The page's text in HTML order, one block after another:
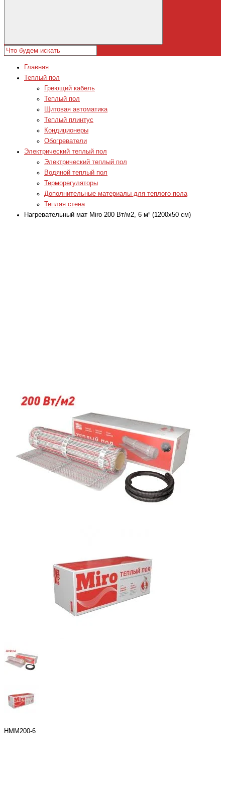
Главная
Теплый пол
Греющий кабель
Теплый пол
Щитовая автоматика
Теплый плинтус
Кондиционеры
Обогреватели
Электрический теплый пол
Электрический теплый пол
Водяной теплый пол
Терморегуляторы
Дополнительные материалы для теплого пола
Теплая стена
Нагревательный мат Miro 200 Вт/м2, 6 м² (1200x50 см)
HMM200-6